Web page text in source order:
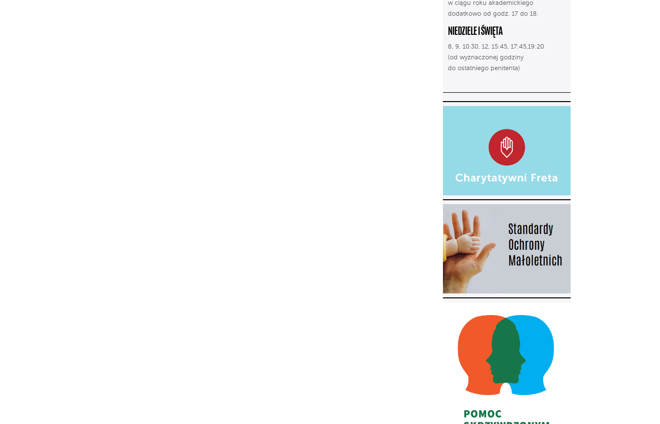
w ciągu roku akademickiego
dodatkowo od godz. 17 do 18.
NIEDZIELE I ŚWIĘTA
8, 9, 10.30, 12, 15:45, 17:45,19:20
(od wyznaczonej godziny
do ostatniego penitenta)